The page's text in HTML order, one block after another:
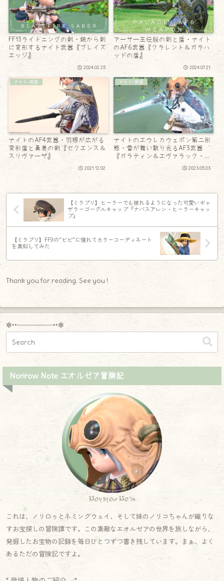
FF13ライトニングの剣・銃から剣
に変形するナイト武器『ブレイズ
エッジ』
2024.02.25
アーサー王伝説の剣と盾・ナイト
のAF6武器『クラレント＆ガラハ
ッドの盾』
2024.07.21
ナイト-剣盾
ナイトのAF4武器・羽根が広がる
変形盾と勇者の剣『セクエンス＆
スリヴァーザ』
2021.12.02
ナイト-剣盾
ナイトのエウレカウェポン第二形
態・雪が舞い散り光るAF3武器
『ガラティン＆エヴァラック・ア
2023.05.03
【ミラプリ】ヒーラーでも被れるようになった可愛いギャ
ザラーゴーグルキャップ『ナバスアレン・ヒーラーキャッ
プ』
【ミラプリ】FF9の“ビビ”に憧れてカラーコーディネート
を真似してみた
Thank you for reading. See you !
✼••┈┈┈┈┈┈┈┈┈••✼
Norirow Note エオルゼア冒険記
Norirow Note
これは、ノリロゥとネミングウェイ、そして妹のノリコちゃんが織りな
すお宝探しの冒険譚です。この素敵なエオルゼアの世界を旅しながら、
発掘したお宝物の記録を毎日ひとつずつ書き残しています。まぁ、よく
あるただの冒険記ですよ。